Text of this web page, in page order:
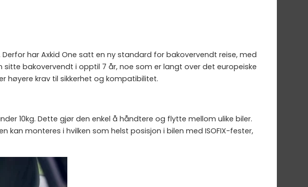
har Axkid One satt en ny standard for bakovervendt reise, med
bakovervendt i opptil 7 år, noe som er langt over det europeiske
høyere krav til sikkerhet og kompatibilitet.
10kg. Dette gjør den enkel å håndtere og flytte mellom ulike biler.
monteres i hvilken som helst posisjon i bilen med ISOFIX-fester,